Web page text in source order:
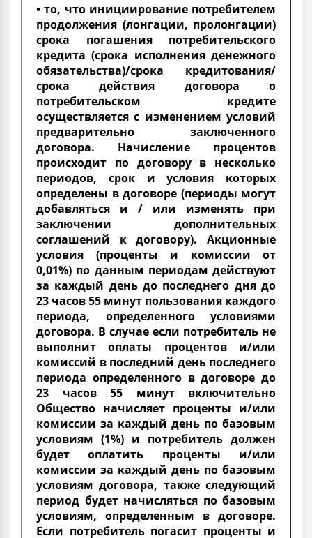
• то, что инициирование потребителем
продолжения (лонгации, пролонгации)
срока погашения потребительского
кредита (срока исполнения денежного
обязательства)/срока кредитования/
срока действия договора о
потребительском кредите
осуществляется с изменением условий
предварительно заключенного
договора. Начисление процентов
происходит по договору в несколько
периодов, срок и условия которых
определены в договоре (периоды могут
добавляться и / или изменять при
заключении дополнительных
соглашений к договору). Акционные
условия (проценты и комиссии от
0,01%) по данным периодам действуют
за каждый день до последнего дня до
23 часов 55 минут пользования каждого
периода, определенного условиями
договора. В случае если потребитель не
выполнит оплаты процентов и/или
комиссий в последний день последнего
периода определенного в договоре до
23 часов 55 минут включительно
Общество начисляет проценты и/или
комиссии за каждый день по базовым
условиям (1%) и потребитель должен
будет оплатить проценты и/или
комиссии за каждый день по базовым
условиям договора, также следующий
период будет начисляться по базовым
условиям, определенным в договоре.
Если потребитель погасит проценты и